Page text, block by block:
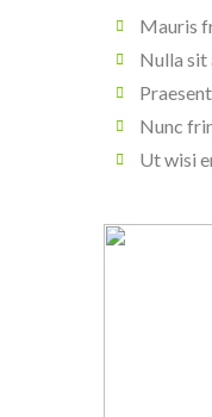
Mauris
Nulla sit
Nunc
Ut wisi